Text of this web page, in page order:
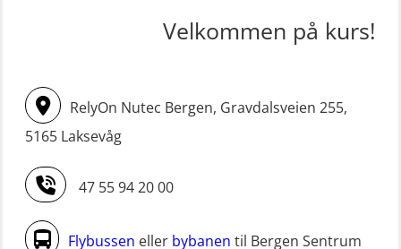
Livbåtfører FF1200 repetisjon
Livbåtfører FF1200 repetisjon
simulator (OSE161)
Livbåtfører Sliskelivbåt grunnkurs
m/E-læring (OSEBLE006)
Livbåtfører fritt fall FF48 repetisjon
STCW oppdatering Mann-Over-Bord
(MSE113)
STCW oppgradering for
dekksoffiserer uten fartstid 66 t
(MBS124)
STCW oppgradering for
maskinoffiserer uten fartstid 66 t
Velkommen på kurs!
RelyOn Nutec Bergen, Gravdalsveien 255,
5165 Laksevåg
47 55 94 20 00
Flybussen eller bybanen til Bergen Sentrum